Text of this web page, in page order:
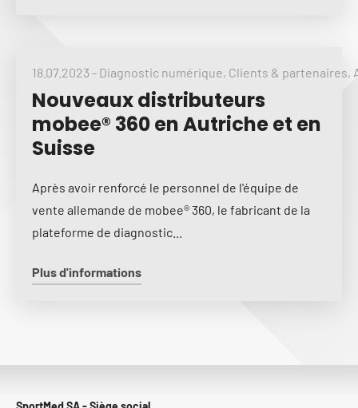
18.07.2023 - Diagnostic numérique, Clients & partenaires,
Nouveaux distributeurs
mobee® 360 en Autriche et en
Suisse
Après avoir renforcé le personnel de l'équipe de
vente allemande de mobee® 360, le fabricant de la
plateforme de diagnostic...
Plus d'informations